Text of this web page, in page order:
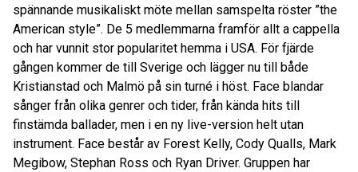
spännande musikaliskt möte mellan samspelta röster ”the
American style”. De 5 medlemmarna framför allt a cappella
och har vunnit stor popularitet hemma i USA. För fjärde
gången kommer de till Sverige och lägger nu till både
Kristianstad och Malmö på sin turné i höst. Face blandar
sånger från olika genrer och tider, från kända hits till
finstämda ballader, men i en ny live-version helt utan
instrument. Face består av Forest Kelly, Cody Qualls, Mark
Megibow, Stephan Ross och Ryan Driver. Gruppen har